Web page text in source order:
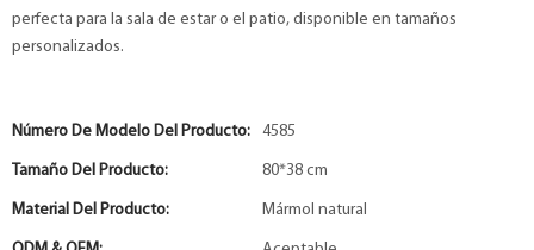
perfecta para la sala de estar o el patio, disponible en tamaños
personalizados.
Número De Modelo Del Producto: 4585
Tamaño Del Producto: 80*38 cm
Material Del Producto: Mármol natural